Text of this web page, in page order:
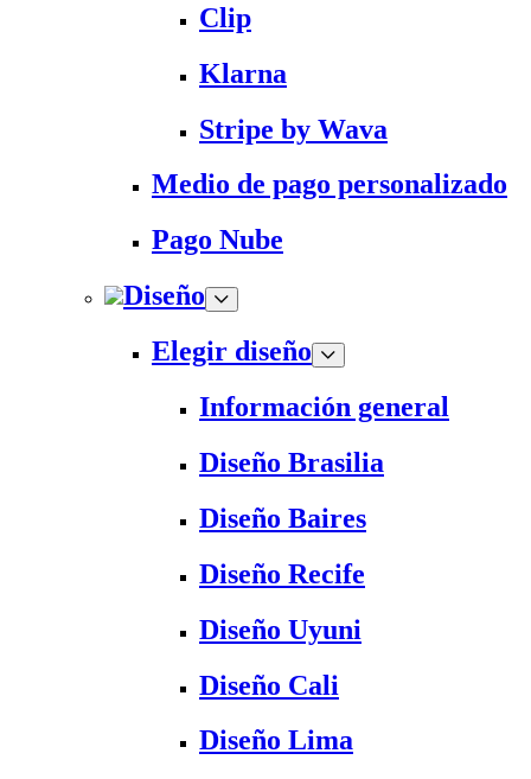
Clip
Klarna
Stripe by Wava
Medio de pago personalizado
Pago Nube
Diseño
Elegir diseño
Información general
Diseño Brasilia
Diseño Baires
Diseño Recife
Diseño Uyuni
Diseño Cali
Diseño Lima